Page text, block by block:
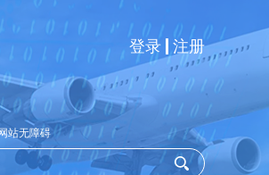
登录 注册
站无障碍